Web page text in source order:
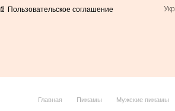
📄 Пользовательское соглашение Укр
Главная Пижамы Мужские пижамы